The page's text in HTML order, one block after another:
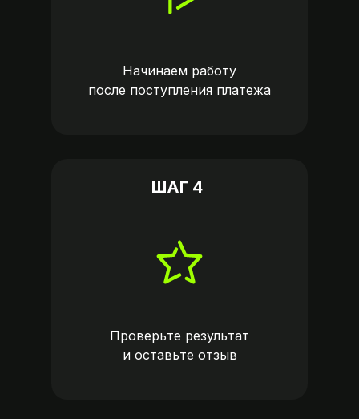
Начинаем работу
после поступления платежа
Проверьте результат
и оставьте отзыв
ШАГ 4